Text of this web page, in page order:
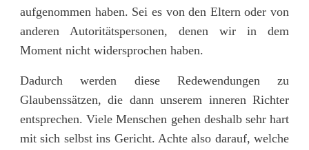
aufgenommen haben. Sei es von den Eltern oder von
anderen Autoritätspersonen, denen wir in dem
Moment nicht widersprochen haben.
Dadurch werden diese Redewendungen zu
Glaubenssätzen, die dann unserem inneren Richter
entsprechen. Viele Menschen gehen deshalb sehr hart
mit sich selbst ins Gericht. Achte also darauf, welche